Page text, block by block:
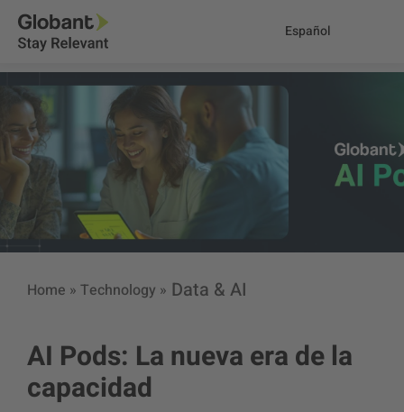
Español
Home » Technology » Data & AI
AI Pods: La nueva era de la
capacidad